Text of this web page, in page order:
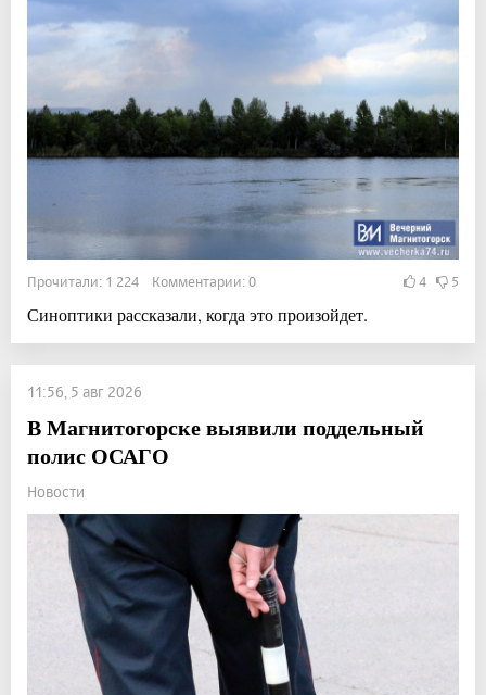
Прочитали: 1 224 Комментарии: 0 4 5
Синоптики рассказали, когда это произойдет.
11:56, 5 авг 2026
В Магнитогорске выявили поддельный
полис ОСАГО
Новости